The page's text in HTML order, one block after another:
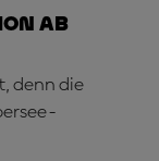
ab
denn die